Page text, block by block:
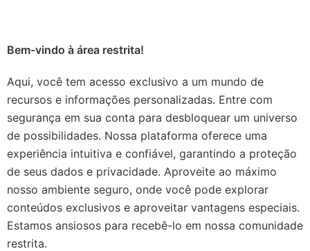
Bem-vindo à área restrita!
Aqui, você tem acesso exclusivo a um mundo de
recursos e informações personalizadas. Entre com
segurança em sua conta para desbloquear um universo
de possibilidades. Nossa plataforma oferece uma
experiência intuitiva e confiável, garantindo a proteção
de seus dados e privacidade. Aproveite ao máximo
nosso ambiente seguro, onde você pode explorar
conteúdos exclusivos e aproveitar vantagens especiais.
Estamos ansiosos para recebê-lo em nossa comunidade
restrita.